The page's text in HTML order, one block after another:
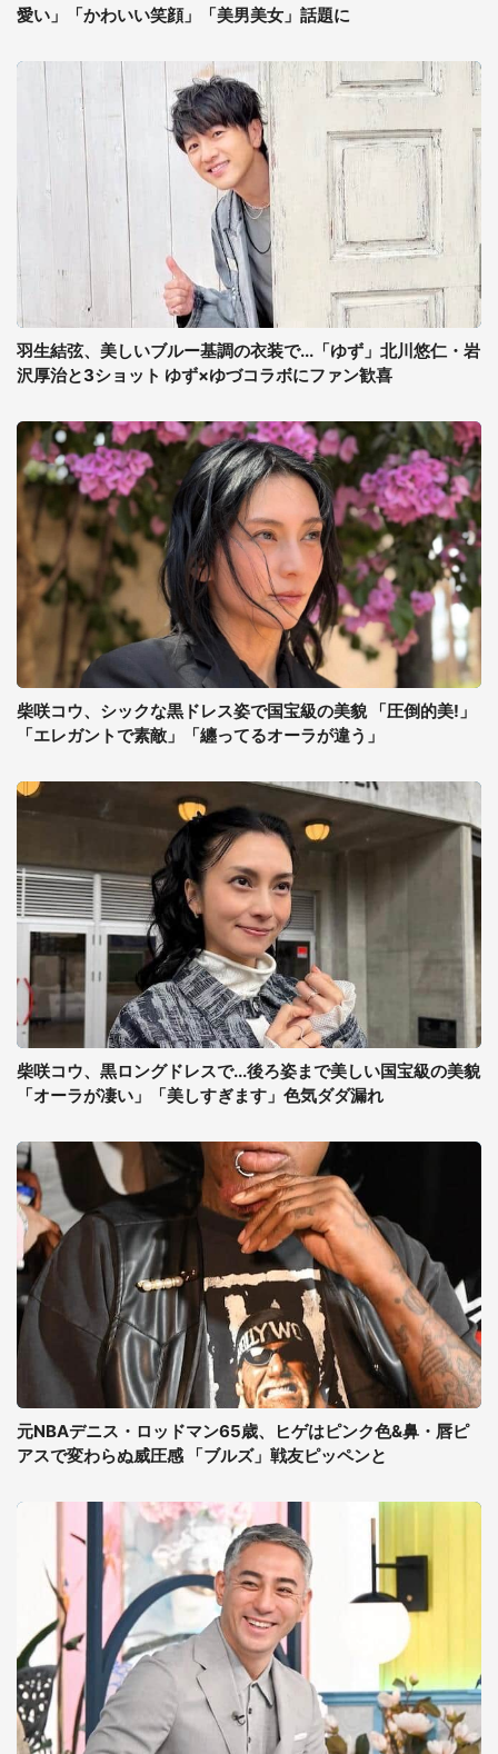
愛い」「かわいい笑顔」「美男美女」話題に
羽生結弦、美しいブルー基調の衣装で...「ゆず」北川悠仁・岩
沢厚治と3ショット ゆず×ゆづコラボにファン歓喜
柴咲コウ、シックな黒ドレス姿で国宝級の美貌 「圧倒的美!」
「エレガントで素敵」「纏ってるオーラが違う」
柴咲コウ、黒ロングドレスで...後ろ姿まで美しい国宝級の美貌
「オーラが凄い」「美しすぎます」色気ダダ漏れ
元NBAデニス・ロッドマン65歳、ヒゲはピンク色&鼻・唇ピ
アスで変わらぬ威圧感 「ブルズ」戦友ピッペンと